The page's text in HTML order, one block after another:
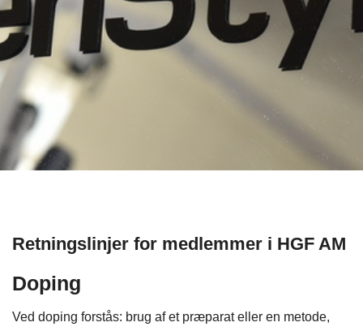
Retningslinjer for medlemmer i HGF AM
Doping
Ved doping forstås: brug af et præparat eller en metode,